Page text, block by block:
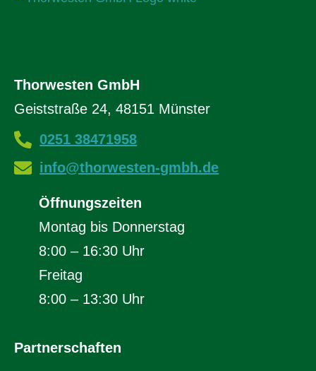
Thorwesten GmbH
Geiststraße 24, 48151 Münster
0251 38471958
info@thorwesten-gmbh.de
Öffnungszeiten
Montag bis Donnerstag
8:00 – 16:30 Uhr
Freitag
8:00 – 13:30 Uhr
Partnerschaften